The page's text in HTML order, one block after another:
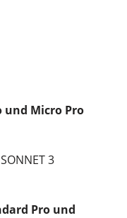
und Micro Pro
3
Pro und